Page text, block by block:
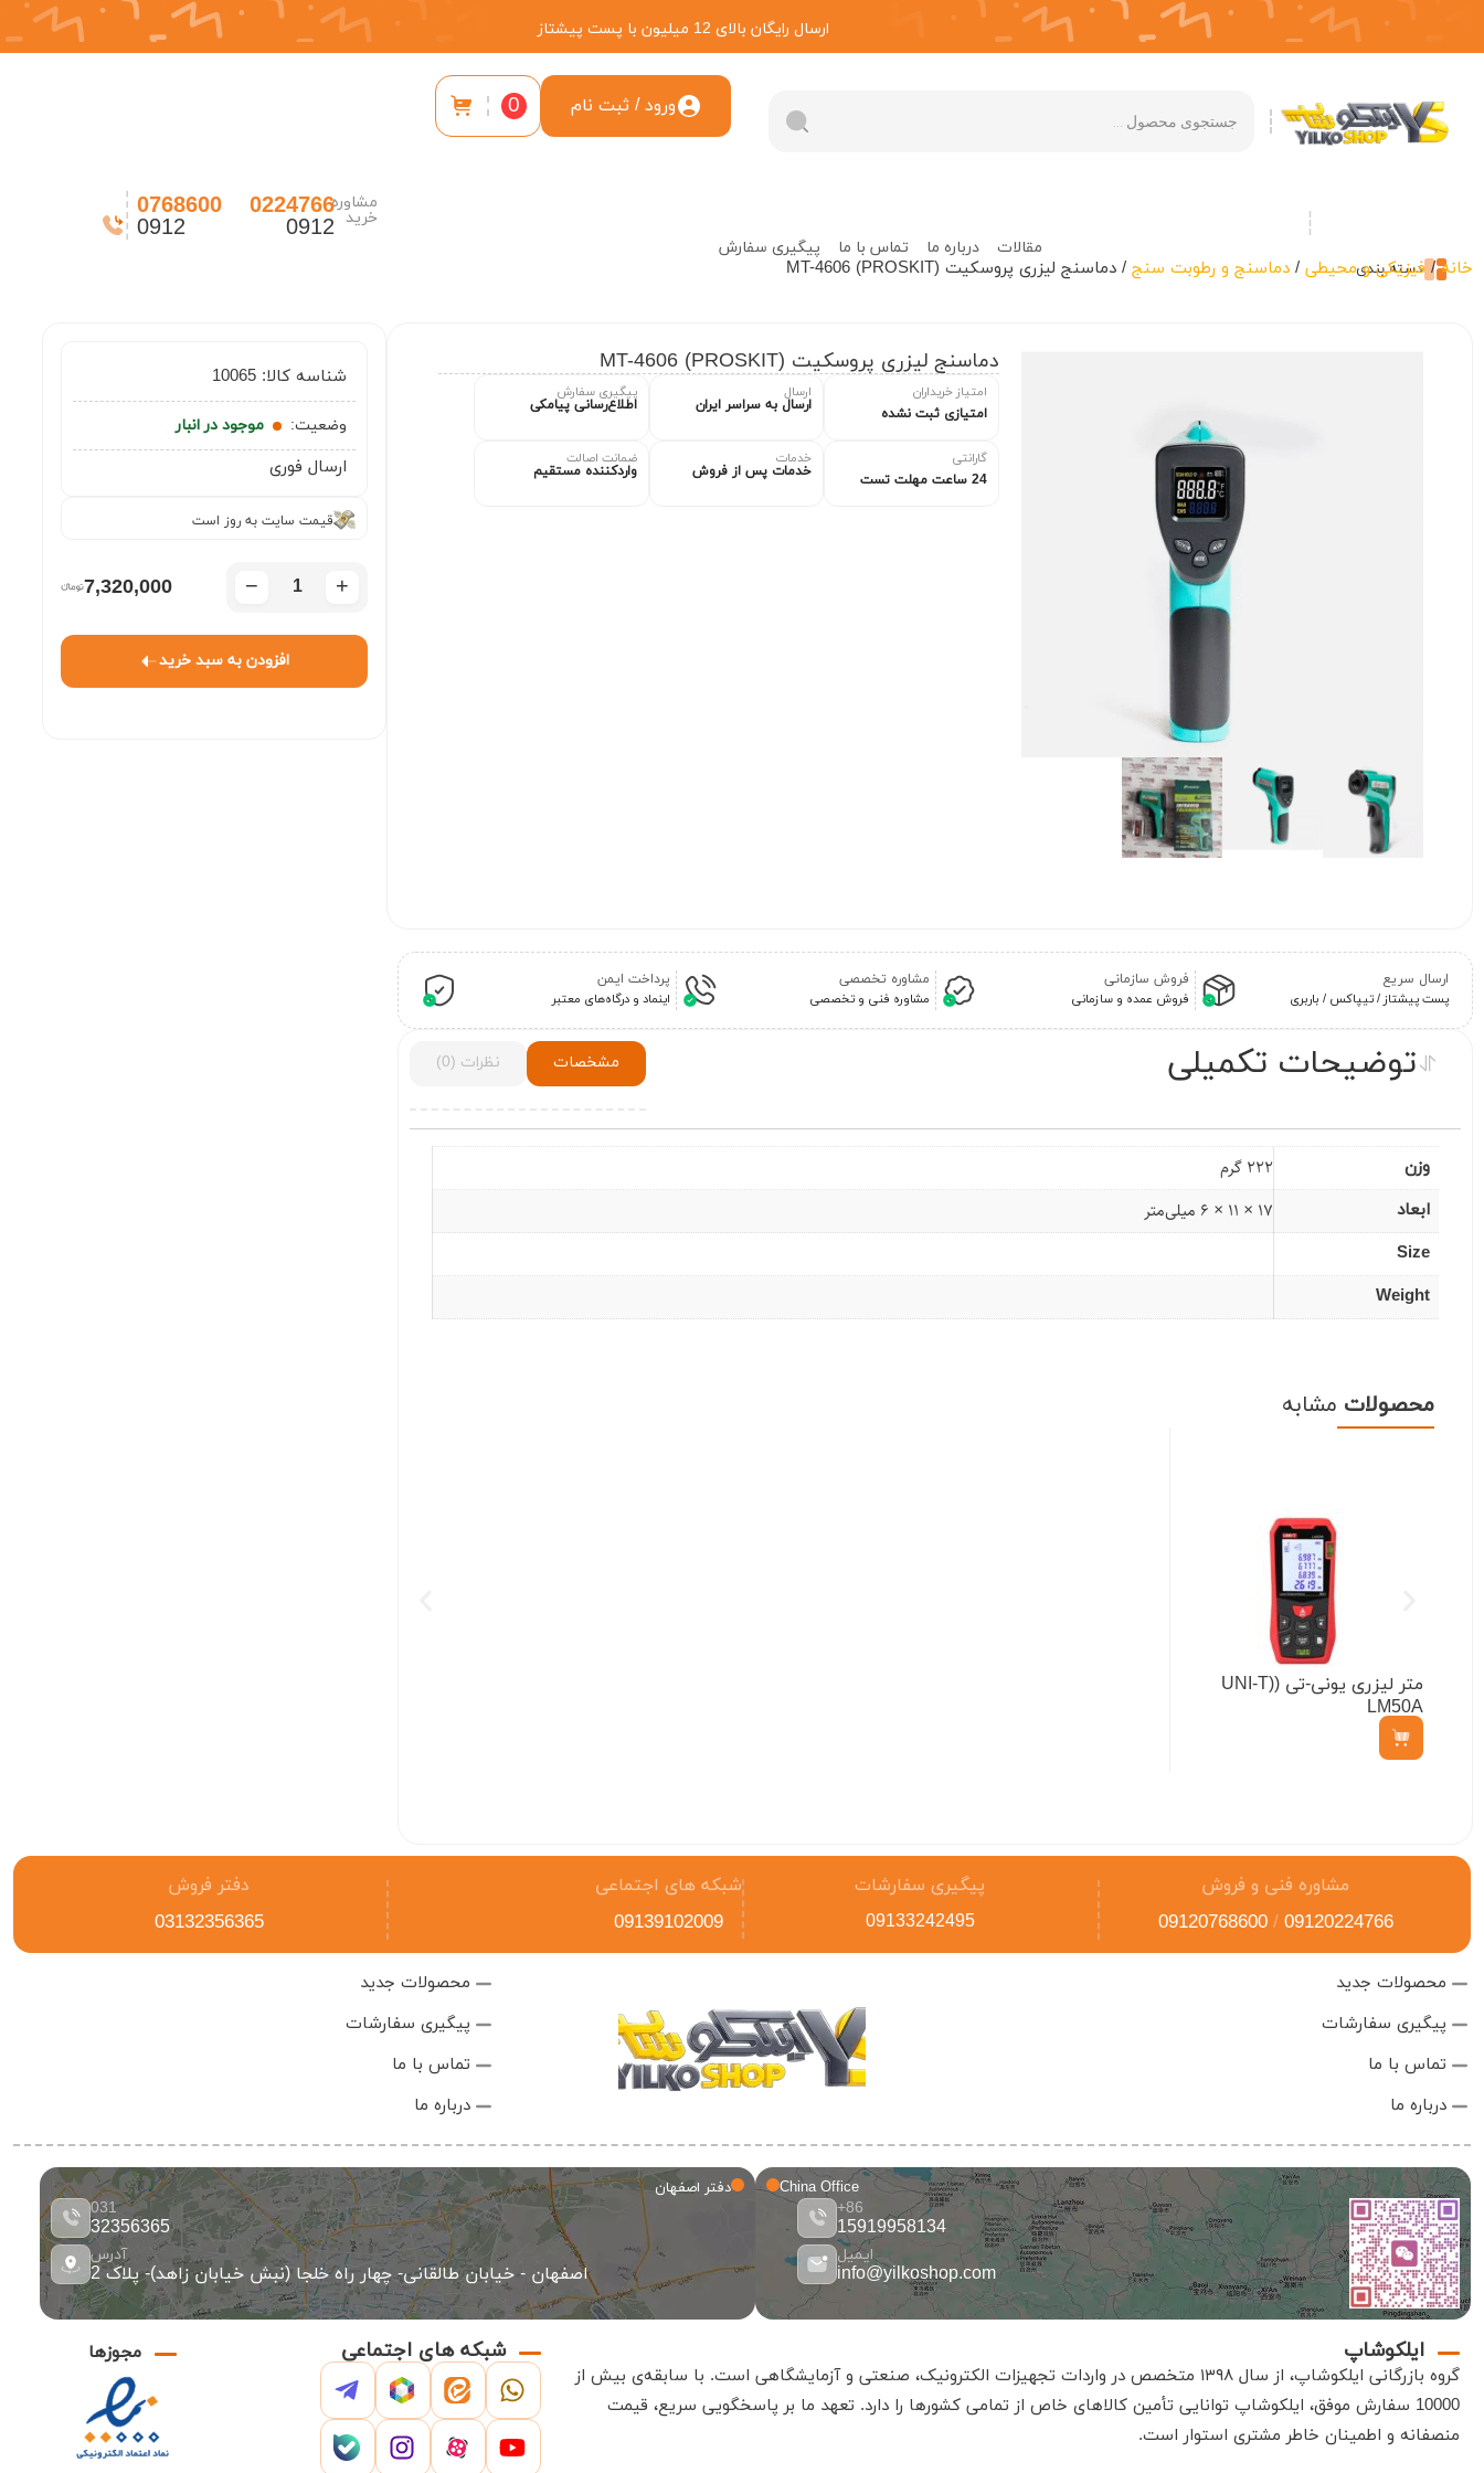
ارسال رایگان بالای 12 میلیون با پست پیشتاز
ورود / ثبت نام 0
دسته بندی
مقالات درباره ما تماس با ما پیگیری سفارش
مشاوره
خرید 0224766
0912
0768600
0912
خانه/ فیزیکی و محیطی / دماسنج و رطوبت سنج / دماسنج لیزری پروسکیت (PROSKIT) MT-4606
دماسنج لیزری پروسکیت (PROSKIT) MT-4606
امتیاز خریداران
امتیازی ثبت نشده
ارسال
ارسال به سراسر ایران
پیگیری سفارش
اطلاع‌رسانی پیامکی
گارانتی
24 ساعت مهلت تست
خدمات
خدمات پس از فروش
ضمانت اصالت
واردکننده مستقیم
شناسه کالا: 10065
وضعیت: موجود در انبار
ارسال فوری
قیمت سایت به روز است
+
−
7,320,000
افزودن به سبد خرید
ارسال سریع
پست پیشتاز / تیپاکس / باربری
فروش سازمانی
فروش عمده و سازمانی
مشاوره تخصصی
مشاوره فنی و تخصصی
پرداخت ایمن
اینماد و درگاه‌های معتبر
مشخصات نظرات (0) توضیحات تکمیلی
وزن 222 گرم
ابعاد 17 × 11 × 6 میلی‌متر
Size
Weight
محصولات مشابه
متر لیزری یونی-تی (UNI-T)
LM50A
مشاوره فنی و فروش
09120224766
/
09120768600
پیگیری سفارشات
09133242495
شبکه های اجتماعی
09139102009
دفتر فروش
03132356365
محصولات جدید
پیگیری سفارشات
تماس با ما
درباره ما
محصولات جدید
پیگیری سفارشات
تماس با ما
درباره ما
China Office
86+
15919958134
ایمیل
info@yilkoshop.com
دفتر اصفهان
031
32356365
آدرس
اصفهان - خیابان طالقانی- چهار راه خلجا (نبش خیابان زاهد)- پلاک 2
ایلکوشاپ
گروه بازرگانی ایلکوشاپ، از سال ۱۳۹۸ متخصص در واردات تجهیزات الکترونیک، صنعتی و آزمایشگاهی است . با سابقه‌ی بیش از
10000 سفارش موفق،
ایلکوشاپ توانایی تأمین کالاهای خاص از تمامی کشورها را دارد. تعهد ما بر پاسخگویی سریع، قیمت
منصفانه و اطمینان خاطر مشتری استوار است.
شبکه های اجتماعی مجوزها